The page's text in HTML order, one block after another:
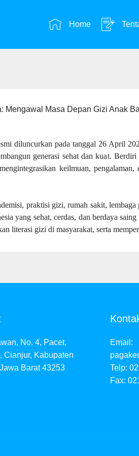
Home
Mengawal Masa Depan Gizi Anak
diluncurkan pada tanggal 26 April
generasi sehat dan kuat.
keilmuan,
praktisi gizi, rumah sakit,
yang sehat, cerdas, dan berdaya
literasi gizi di masyarakat, serta
No. 4, Pacet,
Cianjur, Kabupaten
Barat 43253
Email:
Telp:
Fax: